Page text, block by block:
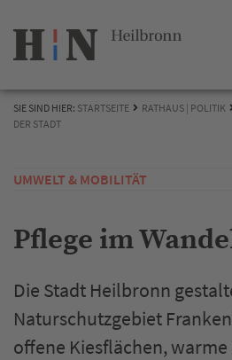
SIE SIND HIER: STARTSEITE RATHAUS | POLITIK
DER STADT
UMWELT & MOBILITÄT
Pflege im
Die Stadt Heilbronn
Naturschutzgebiet
offene Kiesflächen,